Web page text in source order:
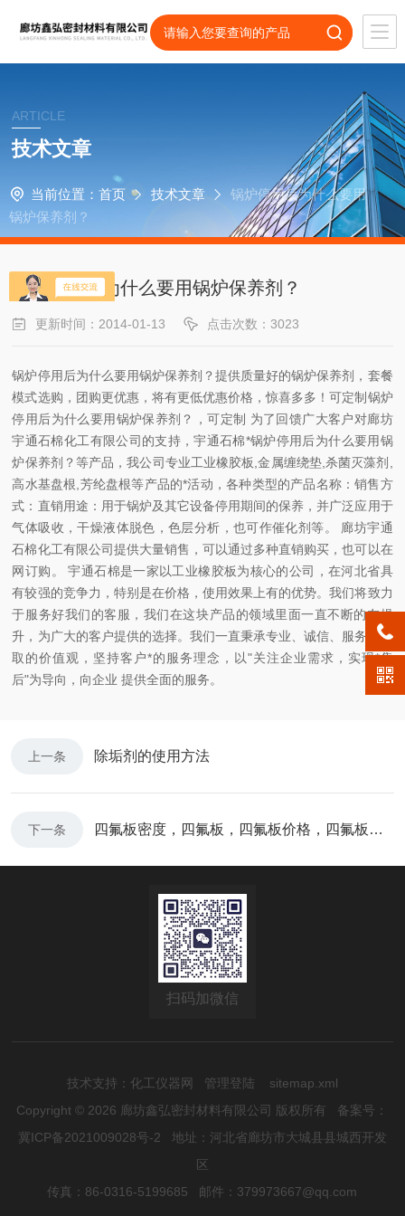
ARTICLE
技术文章
当前位置： 首页 技术文章
锅炉停用后为什么要用
锅炉保养剂？
锅炉停用后为什么要用锅炉保养剂？
更新时间：2014-01-13 点击次数：3023
锅炉停用后为什么要用锅炉保养剂？提供质量好的锅炉保养剂，套餐
模式选购，团购更优惠，将有更低优惠价格，惊喜多多！可定制锅炉
停用后为什么要用锅炉保养剂？，可定制 为了回馈广大客户对廊坊
宇通石棉化工有限公司的支持，宇通石棉*锅炉停用后为什么要用锅
炉保养剂？等产品，我公司专业工业橡胶板,金属缠绕垫,杀菌灭藻剂,
高水基盘根,芳纶盘根等产品的*活动，各种类型的产品名称：销售方
式：直销用途：用于锅炉及其它设备停用期间的保养，并广泛应用于
气体吸收，干燥液体脱色，色层分析，也可作催化剂等。 廊坊宇通
石棉化工有限公司提供大量销售，可以通过多种直销购买，也可以在
网订购。 宇通石棉是一家以工业橡胶板为核心的公司，在河北省具
有较强的竞争力，特别是在价格，使用效果上有的优势。我们将致力
于服务好我们的客服，我们在这块产品的领域里面一直不断的在提
升，为广大的客户提供的选择。我们一直秉承专业、诚信、服务、进
取的价值观，坚持客户*的服务理念，以"关注企业需求，实现*售
后"为导向，向企业 提供全面的服务。
上一条 除垢剂的使用方法
下一条 四氟板密度，四氟板，四氟板价格，四氟板规格，四氟板比重
扫码加微信
技术支持： 化工仪器网 管理登陆
sitemap.xml
Copyright © 2026 廊坊鑫弘密封材料有限公司 版权所有 备案号：
冀ICP备2021009028号-2 地址：河北省廊坊市大城县县城西开发
区
传真：86-0316-5199685 邮件：379973667@qq.com